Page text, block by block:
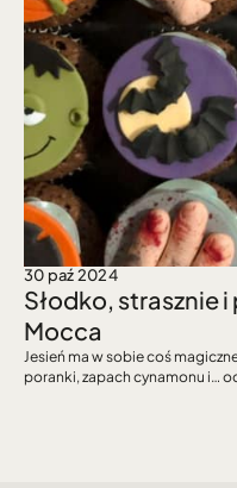
30 paź 2024
Słodko, strasznie
Mocca
Jesień ma w sobie coś
poranki, zapach cynamonu i…